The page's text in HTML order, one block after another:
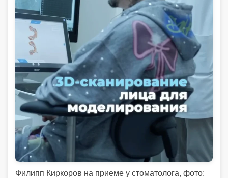
Филипп Киркоров на приеме у стоматолога, фото: